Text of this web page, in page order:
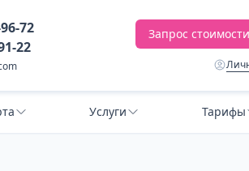
72
22
Запрос стоимости
Услуги Тарифы